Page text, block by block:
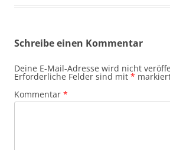
Schreibe einen Kommentar
Deine E-Mail-Adresse wird nicht
Erforderliche Felder sind mit *
Kommentar *